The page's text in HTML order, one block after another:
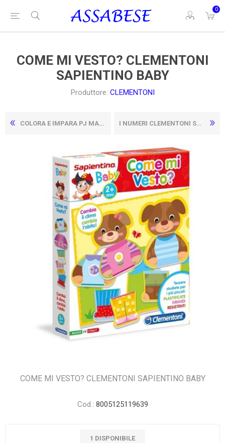
0
COME MI VESTO? CLEMENTONI
SAPIENTINO BABY
Produttore: CLEMENTONI
COLORA E IMPARA PJ MASKS "SUPERPIGIAMINI VS TUTTI" I NUMERI CLEMENTONI SAPIENTINO
COME MI VESTO? CLEMENTONI SAPIENTINO BABY
Cod.: 8005125119639
1 DISPONIBILE